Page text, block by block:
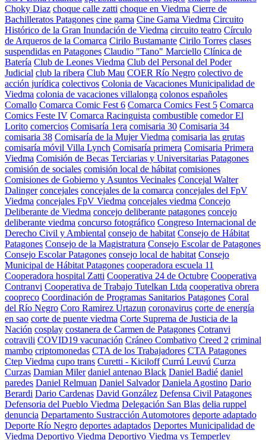
Choky Diaz choque calle zatti choque en Viedma Cierre de
Bachilleratos Patagones cine gama Cine Gama Viedma Circuito
Histórico de la Gran Inundación de Viedma circuito teatro Círculo
de Arqueros de la Comarca Cirilo Bustamante Cirilo Torres clases
suspendidas en Patagones Claudio "Tano" Marciello Clínica de
Batería Club de Leones Viedma Club del Personal del Poder
Judicial club la ribera Club Mau COER Río Negro colectivo de
acción jurídica colectivos Colonia de Vacaciones Municipalidad de
Viedma colonia de vacaciones villalonga colonos españoles
Comallo Comarca Comic Fest 6 Comarca Comics Fest 5 Comarca
Comics Feste IV Comarca Racinguista combustible comedor El
Lorito comercios Comisaría 1era comisaria 30 Comisaria 34
comisaria 38 Comisaría de la Mujer Viedma comisaria las grutas
comisaría móvil Villa Lynch Comisaría primera Comisaria Primera
Viedma Comisión de Becas Terciarias y Universitarias Patagones
comisión de sociales comisión local de hábitat comisiones
Comisiones de Gobierno y Asuntos Vecinales Concejal Walter
Dalinger concejales concejales de la comarca concejales del FpV
Viedma concejales FpV Viedma concejales viedma Concejo
Deliberante de Viedma concejo deliberante patagones concejo
deliberante viedma concurso fotográfico Congreso Internacional de
Derecho Civil y Ambiental consejo de habitat Consejo de Hábitat
Patagones Consejo de la Magistratura Consejo Escolar de Patagones
Consejo Escolar Patagones consejo local de habitat Consejo
Municipal de Hábitat Patagones cooperadora escuela 11
Cooperadora hospital Zatti Cooperativa 24 de Octubre Cooperativa
Contranvi Cooperativa de Trabajo Tutelkan Ltda cooperativa obrera
coopreco Coordinación de Programas Sanitarios Patagones Coral
del Río Negro Coro Ramirez Urtazun coronavirus corte de energía
en sao corte de puente viedma Corte Suprema de Justicia de la
Nación cosplay costanera de Carmen de Patagones Cotranvi
cotravili COVID19 vacunación Cráneo Combativo Creed 2 criminal
mambo criptomonedas CTA de los Trabajadores CTA Patagones
Ctep Viedma cupo trans Curetti - Kiciloff Currú Leuvú Curza
Curzas Damian Miler daniel antenao Black Daniel Badié daniel
paredes Daniel Relmuan Daniel Salvador Daniela Agostino Dario
Berardi Dario Cardenas David González Defensa Civil Patagones
Defensoria del Pueblo Viedma Delegación San Blas delia ruppel
denuncia Departamento Sustracción Automotores deporte adaptado
Deporte Río Negro deportes adaptados Deportes Municipalidad de
Viedma Deportivo Viedma Deportivo Viedma vs Temperley